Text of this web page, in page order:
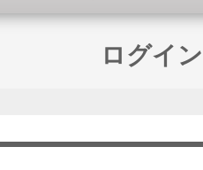
ログイン